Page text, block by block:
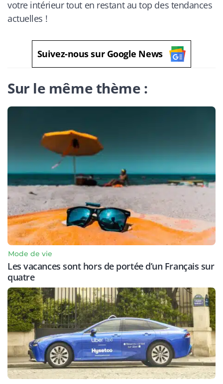
votre intérieur tout en restant au top des tendances
actuelles !
Suivez-nous sur Google News
Sur le même thème :
Mode de vie
Les vacances sont hors de portée d’un Français sur
quatre